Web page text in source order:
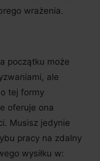
wrażenia.
początku może
ale
tej formy
oferuje ona
Musisz jedynie
pracy na zdalny
wysiłku w: